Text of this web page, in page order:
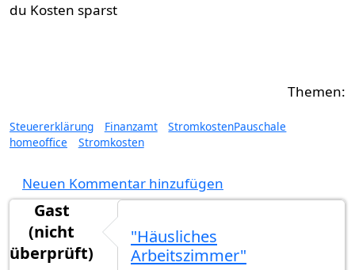
du Kosten sparst
Steuererklärung Finanzamt
StromkostenPauschale
homeoffice
Stromkosten
Neuen Kommentar hinzufügen
Gast
(nicht
überprüft)
"Häusliches
Arbeitszimmer"